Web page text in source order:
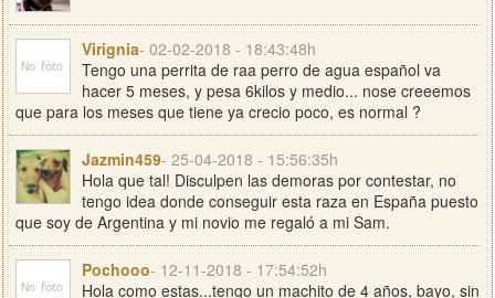
Virignia- 02-02-2018 - 18:43:48h
Tengo una perrita de raa perro de agua español va
hacer 5 meses, y pesa 6kilos y medio... nose creeemos
que para los meses que tiene ya crecio poco, es normal ?
Jazmin459- 25-04-2018 - 15:56:35h
Hola que tal! Disculpen las demoras por contestar, no
tengo idea donde conseguir esta raza en España puesto
que soy de Argentina y mi novio me regaló a mi Sam.
Pochooo- 12-11-2018 - 17:54:52h
Hola como estas...tengo un machito de 4 años, bayo, sin